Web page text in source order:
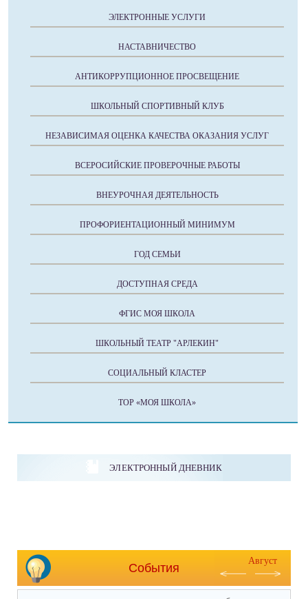
ЭЛЕКТРОННЫЕ УСЛУГИ
НАСТАВНИЧЕСТВО
АНТИКОРРУПЦИОННОЕ ПРОСВЕЩЕНИЕ
ШКОЛЬНЫЙ СПОРТИВНЫЙ КЛУБ
НЕЗАВИСИМАЯ ОЦЕНКА КАЧЕСТВА ОКАЗАНИЯ УСЛУГ
ВСЕРОСИЙСКИЕ ПРОВЕРОЧНЫЕ РАБОТЫ
ВНЕУРОЧНАЯ ДЕЯТЕЛЬНОСТЬ
ПРОФОРИЕНТАЦИОННЫЙ МИНИМУМ
ГОД СЕМЬИ
ДОСТУПНАЯ СРЕДА
ФГИС МОЯ ШКОЛА
ШКОЛЬНЫЙ ТЕАТР "АРЛЕКИН"
СОЦИАЛЬНЫЙ КЛАСТЕР
ТОР «МОЯ ШКОЛА»
ЭЛЕКТРОННЫЙ ДНЕВНИК
События
Август